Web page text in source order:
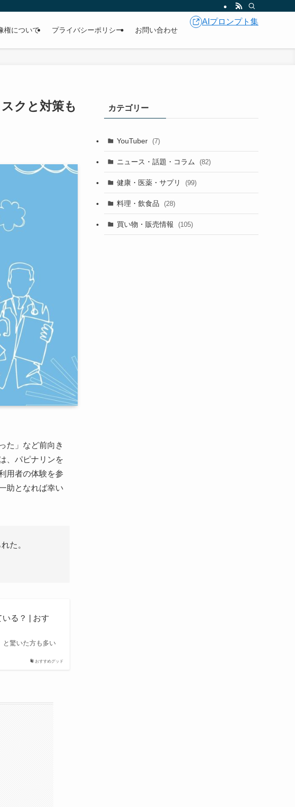
権について プライバシーポリシー お問い合わせ
AIプロンプト集
クと対策も
た」など前向き
、パピナリンを
用者の体験を参
助となれば幸い
た。
おすすめグッド
る？ | おす
と驚いた方も多い
カテゴリー
YouTuber (7)
ニュース・話題・コラム (82)
健康・医薬・サプリ (99)
料理・飲食品 (28)
買い物・販売情報 (105)